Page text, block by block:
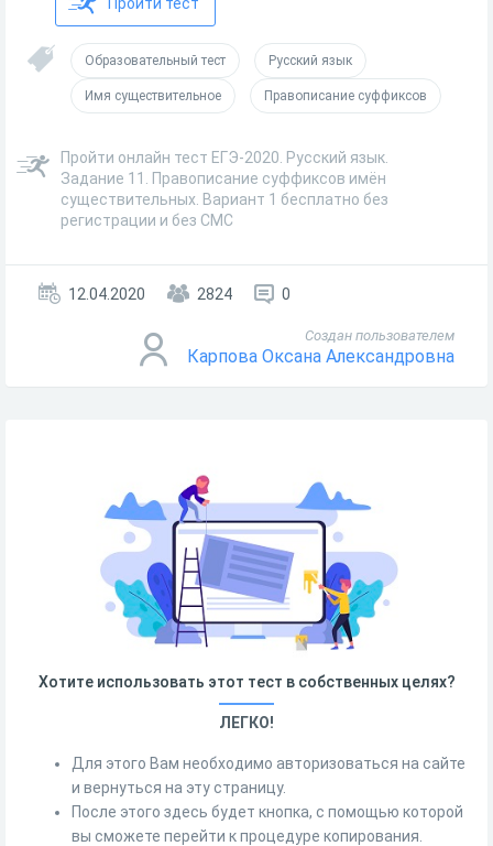
Образовательный тест Русский язык
Имя существительное Правописание суффиксов
Пройти онлайн тест ЕГЭ-2020. Русский язык.
Задание 11. Правописание суффиксов имён
существительных. Вариант 1 бесплатно без
регистрации и без СМС
12.04.2020 2824 0
Создан пользователем
Карпова Оксана Александровна
Хотите использовать этот тест в собственных целях?
ЛЕГКО!
Для этого Вам необходимо авторизоваться на сайте
и вернуться на эту страницу.
После этого здесь будет кнопка, с помощью которой
вы сможете перейти к процедуре копирования.